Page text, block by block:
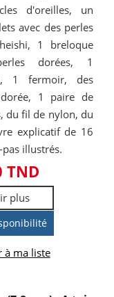
d'oreilles, un
avec des perles
1 breloque
dorées, 1
1 fermoir, des
1 paire de
du fil de nylon, du
explicatif de 16
pas illustrés.
TND
plus
ma liste